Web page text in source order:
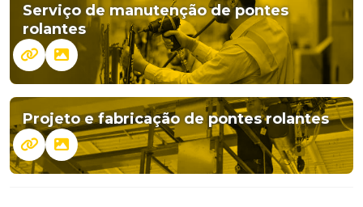
Serviço de manutenção de pontes
rolantes
Projeto e fabricação de pontes rolantes